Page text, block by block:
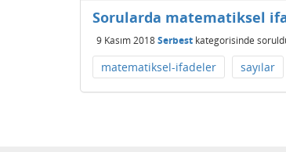
Sorularda matematiksel
9 Kasım 2018Serbest kategorisinde
matematiksel-ifadeler sayılar